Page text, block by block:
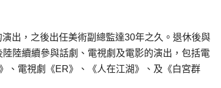
出，之後出任美術副總監達30年之久。退休後與
陸續續參與話劇、電視劇及電影的演出，包括電
、電視劇《ER》、《人在江湖》、及《白宮群